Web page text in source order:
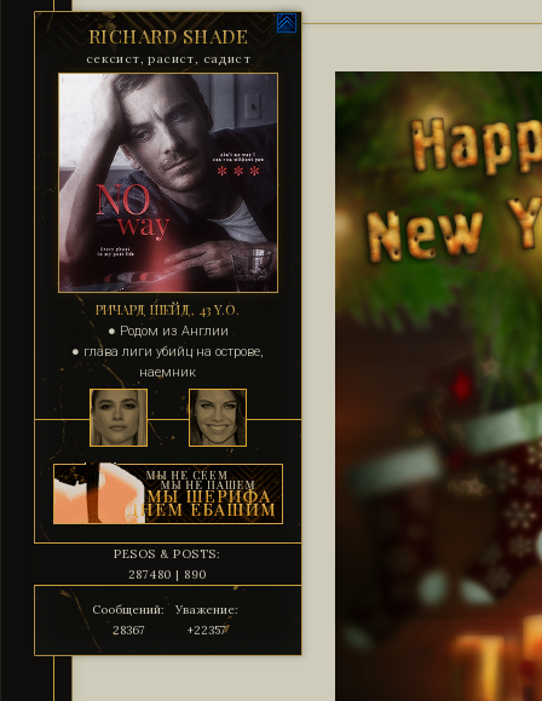
RICHARD SHADE
сексист, расист, садист
РИЧАРД ШЕЙД, 43 Y.O.
● Родом из Англии
● глава лиги убийц на острове,
наемник
PESOS & POSTS:
287480 | 890
Сообщений:
28367
Уважение:
+22357